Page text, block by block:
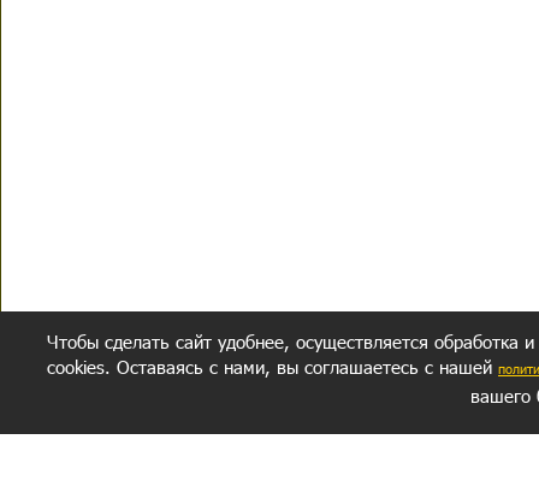
Чтобы сделать сайт удобнее, осуществляется обработка
cookies. Оставаясь с нами, вы соглашаетесь с нашей
вашего